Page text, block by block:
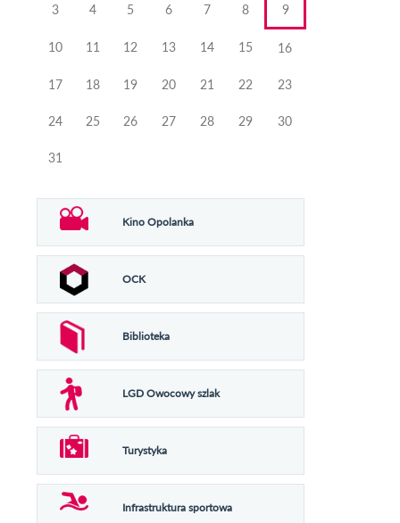
3 4 5 6 7 8 9
10 11 12 13 14 15 16
17 18 19 20 21 22 23
24 25 26 27 28 29 30
31
Kino Opolanka
OCK
Biblioteka
LGD Owocowy szlak
Turystyka
Infrastruktura sportowa